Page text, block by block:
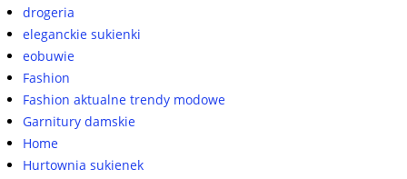
drogeria
eleganckie sukienki
eobuwie
Fashion
Fashion aktualne trendy modowe
Garnitury damskie
Home
Hurtownia sukienek